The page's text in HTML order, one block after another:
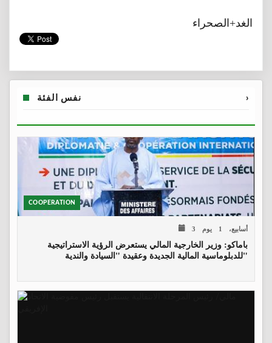
الغد+الصحراء
نفس الفئة ›
COOPERATION
3 أسابيع، 1 يوم
باماكو: وزير الخارجية المالي يستعرض الرؤية الاستراتيجية
للدبلوماسية المالية الجديدة وعقيدة "السيادة والندية"